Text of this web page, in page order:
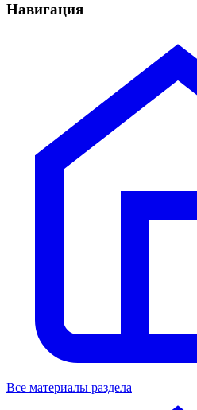
Навигация
Все материалы раздела